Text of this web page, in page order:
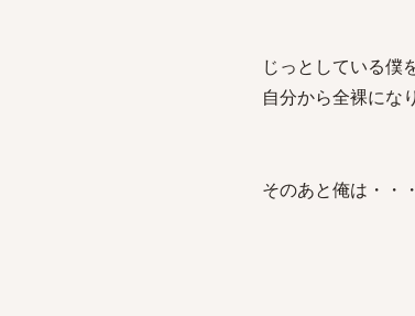
じっとしている僕
自分から全裸にな
そのあと俺は・・